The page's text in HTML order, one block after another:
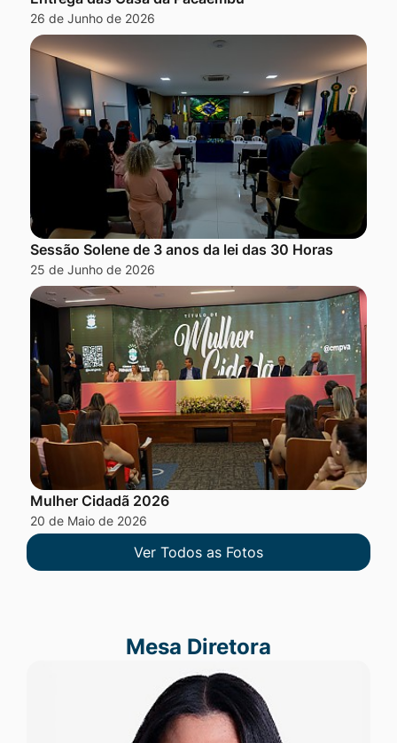
26 de Junho de 2026
Sessão Solene de 3 anos da lei das 30 Horas
25 de Junho de 2026
Mulher Cidadã 2026
20 de Maio de 2026
Ver Todos as Fotos
Mesa Diretora